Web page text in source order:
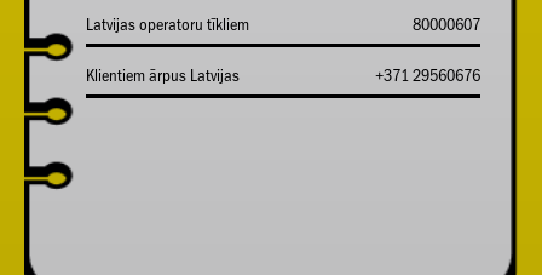
Latvijas operatoru tīkliem 80000607
Klientiem ārpus Latvijas +371 29560676